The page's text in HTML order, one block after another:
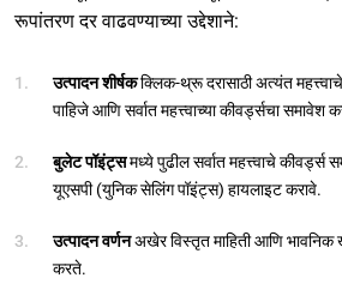
रूपांतरण दर वाढवण्याच्या उद्देशाने:
उत्पादन शीर्षकक्लिक-थ्रू दरासाठी अत्यंत
पाहिजे आणि सर्वात महत्त्वाच्या कीवर्ड्सचा समावेश
बुलेट पॉइंट्समध्ये पुढील सर्वात महत्त्वाचे कीवर्ड्स
यूएसपी (युनिक सेलिंग पॉइंट्स) हायलाइट करावे.
उत्पादन वर्णनअखेर विस्तृत माहिती आणि भावनिक
करते.